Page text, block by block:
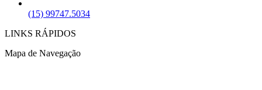
(15) 99747.5034
LINKS RÁPIDOS
Mapa de Navegação